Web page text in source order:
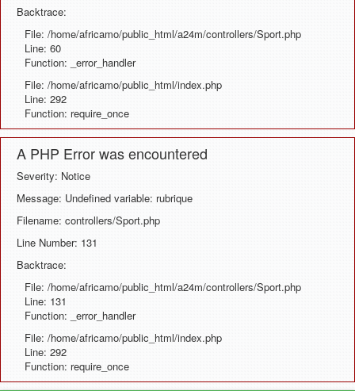
Backtrace:
File: /home/africamo/public_html/a24m/controllers/Sport.php
Line: 60
Function: _error_handler
File: /home/africamo/public_html/index.php
Line: 292
Function: require_once
A PHP Error was encountered
Severity: Notice
Message: Undefined variable: rubrique
Filename: controllers/Sport.php
Line Number: 131
Backtrace:
File: /home/africamo/public_html/a24m/controllers/Sport.php
Line: 131
Function: _error_handler
File: /home/africamo/public_html/index.php
Line: 292
Function: require_once